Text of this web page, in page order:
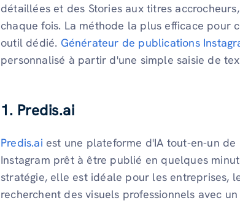
détaillées et des Stories aux titres
chaque fois. La méthode la plus efficace pour
outil dédié. Générateur de publications
personnalisé à partir d'une simple saisie de
1. Predis.ai
Predis.ai est une plateforme d'IA tout-en-un
Instagram prêt à être publié en quelques
stratégie, elle est idéale pour les entreprises,
recherchent des visuels professionnels avec